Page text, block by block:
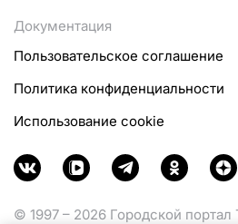
Документация
Пользовательское соглашение
Политика конфиденциальности
Использование cookie
© 1997 – 2026 Городской портал